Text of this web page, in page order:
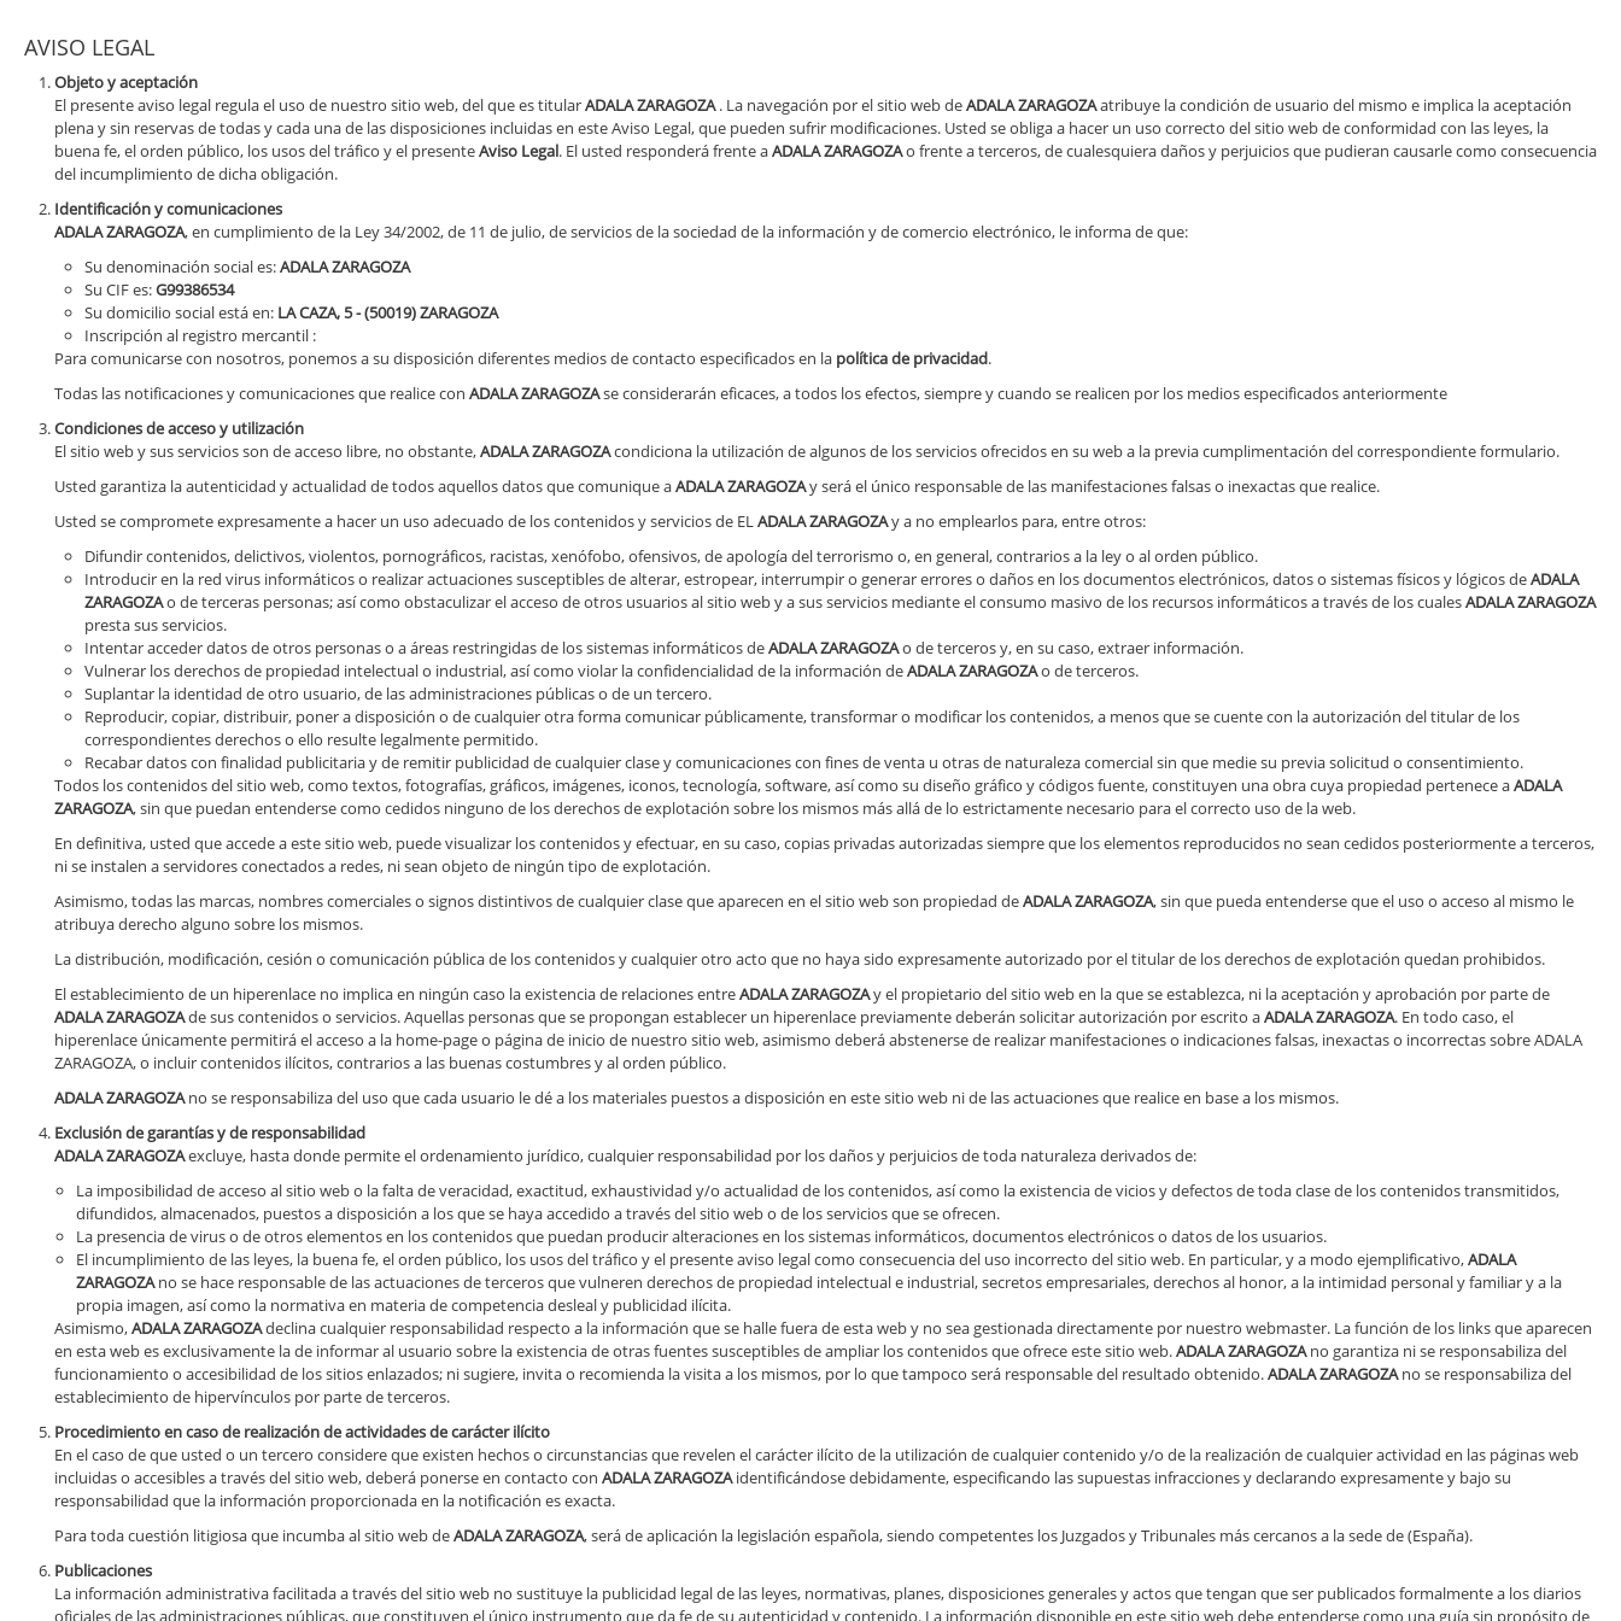
AVISO LEGAL
Objeto y aceptación
El presente aviso legal regula el uso de nuestro sitio web, del que es titularADALA ZARAGOZA. La navegación por el sitio web deADALA ZARAGOZAatribuye la condición de usuario del mismo e implica la aceptación
plena y sin reservas de todas y cada una de las disposiciones incluidas en este Aviso Legal, que pueden sufrir modificaciones. Usted se obliga a hacer un uso correcto del sitio web de conformidad con las leyes, la
buena fe, el orden público, los usos del tráfico y el presenteAviso Legal. El usted responderá frente aADALA ZARAGOZAo frente a terceros, de cualesquiera daños y perjuicios que pudieran causarle como consecuencia
del incumplimiento de dicha obligación.
Identificación y comunicaciones
ADALA ZARAGOZA, en cumplimiento de la Ley 34/2002, de 11 de julio, de servicios de la sociedad de la información y de comercio electrónico, le informa de que:
Su denominación social es:ADALA ZARAGOZA
Su CIF es:G99386534
Su domicilio social está en: LA CAZA, 5 - (50019) ZARAGOZA
Inscripción al registro mercantil :
Para comunicarse con nosotros, ponemos a su disposición diferentes medios de contacto especificados en la política de privacidad.
Todas las notificaciones y comunicaciones que realice con ADALA ZARAGOZAse considerarán eficaces, a todos los efectos, siempre y cuando se realicen por los medios especificados anteriormente
Condiciones de acceso y utilización
El sitio web y sus servicios son de acceso libre, no obstante,ADALA ZARAGOZAcondiciona la utilización de algunos de los servicios ofrecidos en su web a la previa cumplimentación del correspondiente formulario.
Usted garantiza la autenticidad y actualidad de todos aquellos datos que comunique aADALA ZARAGOZAy será el único responsable de las manifestaciones falsas o inexactas que realice.
Usted se compromete expresamente a hacer un uso adecuado de los contenidos y servicios de ELADALA ZARAGOZAy a no emplearlos para, entre otros:
Difundir contenidos, delictivos, violentos, pornográficos, racistas, xenófobo, ofensivos, de apología del terrorismo o, en general, contrarios a la ley o al orden público.
Introducir en la red virus informáticos o realizar actuaciones susceptibles de alterar, estropear, interrumpir o generar errores o daños en los documentos electrónicos, datos o sistemas físicos y lógicos deADALA
ZARAGOZAo de terceras personas; así como obstaculizar el acceso de otros usuarios al sitio web y a sus servicios mediante el consumo masivo de los recursos informáticos a través de los cualesADALA ZARAGOZA
presta sus servicios.
Intentar acceder datos de otros personas o a áreas restringidas de los sistemas informáticos deADALA ZARAGOZAo de terceros y, en su caso, extraer información.
Vulnerar los derechos de propiedad intelectual o industrial, así como violar la confidencialidad de la información deADALA ZARAGOZAo de terceros.
Suplantar la identidad de otro usuario, de las administraciones públicas o de un tercero.
Reproducir, copiar, distribuir, poner a disposición o de cualquier otra forma comunicar públicamente, transformar o modificar los contenidos, a menos que se cuente con la autorización del titular de los
correspondientes derechos o ello resulte legalmente permitido.
Recabar datos con finalidad publicitaria y de remitir publicidad de cualquier clase y comunicaciones con fines de venta u otras de naturaleza comercial sin que medie su previa solicitud o consentimiento.
Todos los contenidos del sitio web, como textos, fotografías, gráficos, imágenes, iconos, tecnología, software, así como su diseño gráfico y códigos fuente, constituyen una obra cuya propiedad pertenece aADALA
ZARAGOZA, sin que puedan entenderse como cedidos ninguno de los derechos de explotación sobre los mismos más allá de lo estrictamente necesario para el correcto uso de la web.
En definitiva, usted que accede a este sitio web, puede visualizar los contenidos y efectuar, en su caso, copias privadas autorizadas siempre que los elementos reproducidos no sean cedidos posteriormente a terceros,
ni se instalen a servidores conectados a redes, ni sean objeto de ningún tipo de explotación.
Asimismo, todas las marcas, nombres comerciales o signos distintivos de cualquier clase que aparecen en el sitio web son propiedad deADALA ZARAGOZA, sin que pueda entenderse que el uso o acceso al mismo le
atribuya derecho alguno sobre los mismos.
La distribución, modificación, cesión o comunicación pública de los contenidos y cualquier otro acto que no haya sido expresamente autorizado por el titular de los derechos de explotación quedan prohibidos.
El establecimiento de un hiperenlace no implica en ningún caso la existencia de relaciones entreADALA ZARAGOZAy el propietario del sitio web en la que se establezca, ni la aceptación y aprobación por parte de
ADALA ZARAGOZAde sus contenidos o servicios. Aquellas personas que se propongan establecer un hiperenlace previamente deberán solicitar autorización por escrito aADALA ZARAGOZA. En todo caso, el
hiperenlace únicamente permitirá el acceso a la home-page o página de inicio de nuestro sitio web, asimismo deberá abstenerse de realizar manifestaciones o indicaciones falsas, inexactas o incorrectas sobre ADALA
ZARAGOZA, o incluir contenidos ilícitos, contrarios a las buenas costumbres y al orden público.
ADALA ZARAGOZAno se responsabiliza del uso que cada usuario le dé a los materiales puestos a disposición en este sitio web ni de las actuaciones que realice en base a los mismos.
Exclusión de garantías y de responsabilidad
ADALA ZARAGOZAexcluye, hasta donde permite el ordenamiento jurídico, cualquier responsabilidad por los daños y perjuicios de toda naturaleza derivados de:
La imposibilidad de acceso al sitio web o la falta de veracidad, exactitud, exhaustividad y/o actualidad de los contenidos, así como la existencia de vicios y defectos de toda clase de los contenidos transmitidos,
difundidos, almacenados, puestos a disposición a los que se haya accedido a través del sitio web o de los servicios que se ofrecen.
La presencia de virus o de otros elementos en los contenidos que puedan producir alteraciones en los sistemas informáticos, documentos electrónicos o datos de los usuarios.
El incumplimiento de las leyes, la buena fe, el orden público, los usos del tráfico y el presente aviso legal como consecuencia del uso incorrecto del sitio web. En particular, y a modo ejemplificativo,ADALA
ZARAGOZAno se hace responsable de las actuaciones de terceros que vulneren derechos de propiedad intelectual e industrial, secretos empresariales, derechos al honor, a la intimidad personal y familiar y a la
propia imagen, así como la normativa en materia de competencia desleal y publicidad ilícita.
Asimismo,ADALA ZARAGOZAdeclina cualquier responsabilidad respecto a la información que se halle fuera de esta web y no sea gestionada directamente por nuestro webmaster. La función de los links que aparecen
en esta web es exclusivamente la de informar al usuario sobre la existencia de otras fuentes susceptibles de ampliar los contenidos que ofrece este sitio web.ADALA ZARAGOZAno garantiza ni se responsabiliza del
funcionamiento o accesibilidad de los sitios enlazados; ni sugiere, invita o recomienda la visita a los mismos, por lo que tampoco será responsable del resultado obtenido.ADALA ZARAGOZAno se responsabiliza del
establecimiento de hipervínculos por parte de terceros.
Procedimiento en caso de realización de actividades de carácter ilícito
En el caso de que usted o un tercero considere que existen hechos o circunstancias que revelen el carácter ilícito de la utilización de cualquier contenido y/o de la realización de cualquier actividad en las páginas web
incluidas o accesibles a través del sitio web, deberá ponerse en contacto con ADALA ZARAGOZAidentificándose debidamente, especificando las supuestas infracciones y declarando expresamente y bajo su
responsabilidad que la información proporcionada en la notificación es exacta.
Para toda cuestión litigiosa que incumba al sitio web deADALA ZARAGOZA, será de aplicación la legislación española, siendo competentes los Juzgados y Tribunales más cercanos a la sede de(España).
Publicaciones
La información administrativa facilitada a través del sitio web no sustituye la publicidad legal de las leyes, normativas, planes, disposiciones generales y actos que tengan que ser publicados formalmente a los diarios
oficiales de las administraciones públicas, que constituyen el único instrumento que da fe de su autenticidad y contenido. La información disponible en este sitio web debe entenderse como una guía sin propósito de